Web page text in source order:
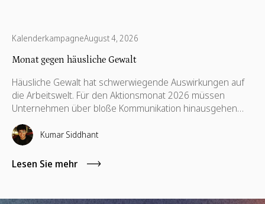
KalenderkampagneAugust 4, 2026
Monat gegen häusliche Gewalt
Häusliche Gewalt hat schwerwiegende Auswirkungen auf
die Arbeitswelt. Für den Aktionsmonat 2026 müssen
Unternehmen über bloße Kommunikation hinausgehen
und unterstützende Richtlinien, finanzielle Hilfsangebote,
Schulungen für Führungskräfte sowie kompetenzbasiertes
Ehrenamt implementieren.
Kumar Siddhant
Lesen Sie mehr